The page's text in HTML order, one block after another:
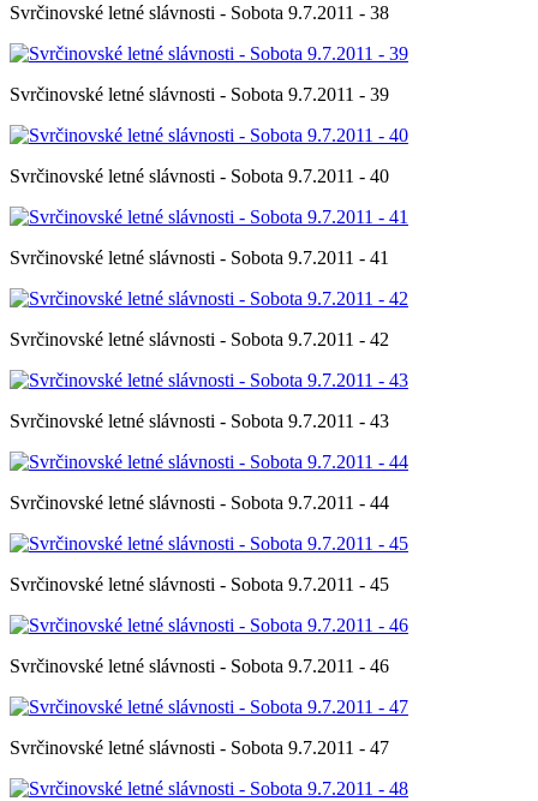
Svrčinovské letné slávnosti - Sobota 9.7.2011 - 38
Svrčinovské letné slávnosti - Sobota 9.7.2011 - 39
Svrčinovské letné slávnosti - Sobota 9.7.2011 - 40
Svrčinovské letné slávnosti - Sobota 9.7.2011 - 41
Svrčinovské letné slávnosti - Sobota 9.7.2011 - 42
Svrčinovské letné slávnosti - Sobota 9.7.2011 - 43
Svrčinovské letné slávnosti - Sobota 9.7.2011 - 44
Svrčinovské letné slávnosti - Sobota 9.7.2011 - 45
Svrčinovské letné slávnosti - Sobota 9.7.2011 - 46
Svrčinovské letné slávnosti - Sobota 9.7.2011 - 47